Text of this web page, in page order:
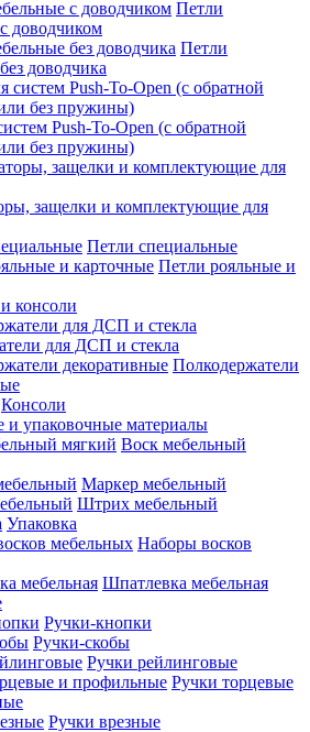
Петли
доводчиком
Петли
доводчика
Push-To-Open (с обратной
без пружины)
защелки и комплектующие для
Петли специальные
Петли рояльные и
консоли
для ДСП и стекла
Полкодержатели
Консоли
и упаковочные материалы
Воск мебельный
Маркер мебельный
Штрих мебельный
Упаковка
Наборы восков
Шпатлевка мебельная
Ручки-кнопки
Ручки-скобы
Ручки рейлинговые
Ручки торцевые
Ручки врезные